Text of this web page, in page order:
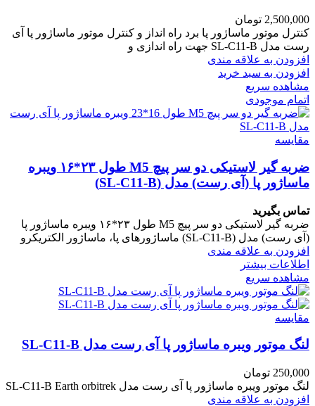
2,500,000 تومان
کنترل موتور ماساژور پا برد راه انداز و کنترل موتور ماساژور پا آی
رست مدل SL-C11-B جهت راه اندازی و
افزودن به علاقه مندی
افزودن به سبد خرید
مشاهده سریع
اتمام موجودی
مقایسه
ضربه گیر لاستیکی دو سر پیچ M5 طول ۲۳*۱۶ ویبره
ماساژور پا (آی رست) مدل (SL-C11-B)
تماس بگیرید
ضربه گیر لاستیکی دو سر پیچ M5 طول ۲۳*۱۶ ویبره ماساژور پا
(آی رست) مدل (SL-C11-B) ماساژورهای پا، ماساژور الکتریکرو
افزودن به علاقه مندی
اطلاعات بیشتر
مشاهده سریع
مقایسه
لنگ موتور ویبره ماساژور پا آی رست مدل SL-C11-B
250,000 تومان
لنگ موتور ویبره ماساژور پا آی رست مدل SL-C11-B Earth orbitrek
افزودن به علاقه مندی